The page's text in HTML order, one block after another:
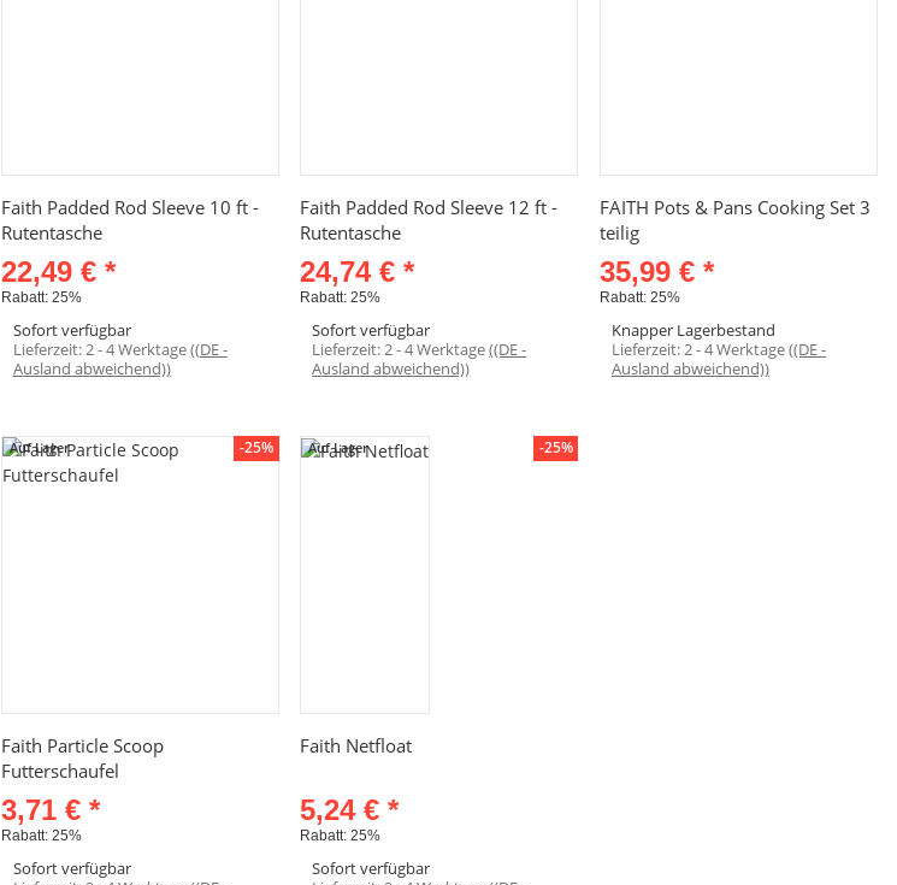
Schnellkauf
Faith Padded Rod Sleeve 10 ft -
Rutentasche
22,49 € *
Rabatt: 25%
Sofort verfügbar
Lieferzeit:2 - 4 Werktage((DE -
Ausland abweichend))
Schnellkauf
Faith Padded Rod Sleeve 12 ft -
Rutentasche
24,74 €*
Rabatt:25%
Sofort verfügbar
Lieferzeit:2 - 4 Werktage((DE -
Ausland abweichend))
Schnellkauf
FAITH Pots & Pans Cooking Set 3
teilig
35,99 € *
Rabatt: 25%
Knapper Lagerbestand
Lieferzeit:2 - 4 Werktage((DE -
Ausland abweichend))
Auf Lager -25%
Schnellkauf
Faith Particle Scoop
Futterschaufel
3,71 € *
Rabatt: 25%
Sofort verfügbar
Auf Lager -25%
Schnellkauf
Faith Netfloat
5,24 €*
Rabatt:25%
Sofort verfügbar